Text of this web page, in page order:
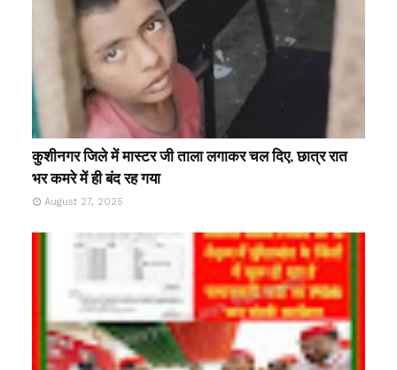
कुशीनगर जिले में मास्टर जी ताला लगाकर चल दिए, छात्र रात
भर कमरे में ही बंद रह गया
August 27, 2025